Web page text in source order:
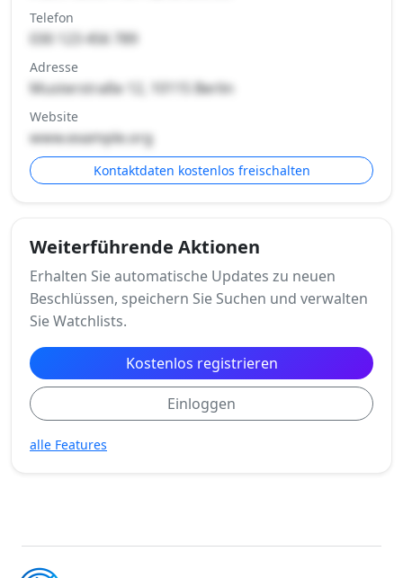
Telefon
030 123 456 789
Adresse
Musterstraße 12, 10115 Berlin
Website
www.example.org
Kontaktdaten kostenlos freischalten
Weiterführende Aktionen
Erhalten Sie automatische Updates zu neuen
Beschlüssen, speichern Sie Suchen und verwalten
Sie Watchlists.
Kostenlos registrieren
Einloggen
alle Features